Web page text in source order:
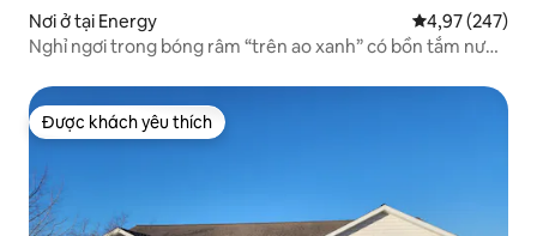
Nơi ở tại Energy Xếp hạng
4,97 (247)
Nghỉ ngơi trong bóng râm “trên ao xanh” có bồn tắm nước
Được khách yêu thích
Được khách yêu thích